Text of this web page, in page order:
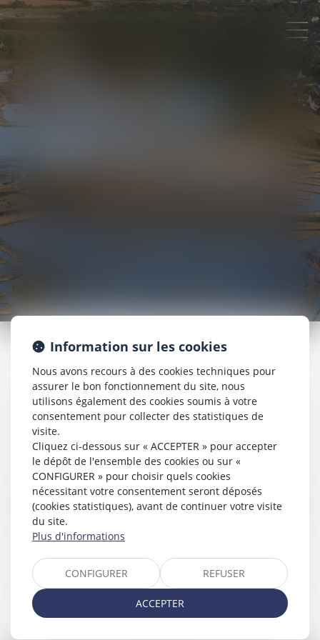
AUDREY LECOMMANDEUR
15 route de la Croix Moriau
44350 GUÉRANDE
N° SIRET :
DIRECTEUR DE LA PUBLICATION
HÉBERGEMENT
Société AZKO
194 Avenue de la Gare Sud de France, 34970 Lattes
www.azko.fr
Information sur les cookies
Nous avons recours à des cookies techniques pour
assurer le bon fonctionnement du site, nous
utilisons également des cookies soumis à votre
consentement pour collecter des statistiques de
visite.
Cliquez ci-dessous sur « ACCEPTER » pour accepter
le dépôt de l'ensemble des cookies ou sur «
CONFIGURER » pour choisir quels cookies
nécessitant votre consentement seront déposés
(cookies statistiques), avant de continuer votre visite
du site.
Plus d'informations
CONFIGURER REFUSER
ACCEPTER